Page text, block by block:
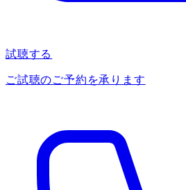
試聴する
ご試聴のご予約を承ります